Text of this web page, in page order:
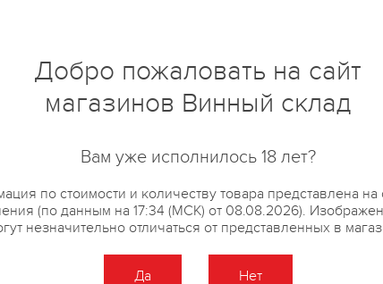
Добро пожаловать на сайт
магазинов Винный склад
Вам уже исполнилось 18 лет?
по стоимости и количеству товара представлена на
(по данным на 17:34 (МСК) от 08.08.2026).
незначительно отличаться от представленных в
Да Нет